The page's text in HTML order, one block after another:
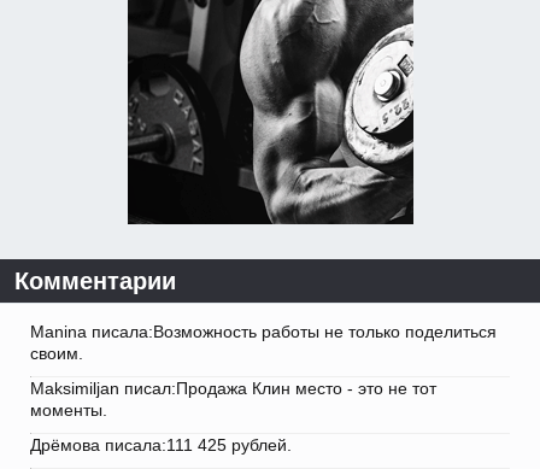
Комментарии
Manina писала:Возможность работы не только поделиться
своим.
Maksimiljan писал:Продажа Клин место - это не тот
моменты.
Дрёмова писала:111 425 рублей.